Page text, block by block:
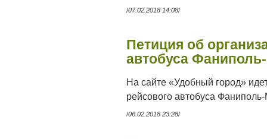
/07.02.2018 14:08/
Петиция об
автобуса
На сайте «Удобный город»
рейсового автобуса
/06.02.2018 23:28/